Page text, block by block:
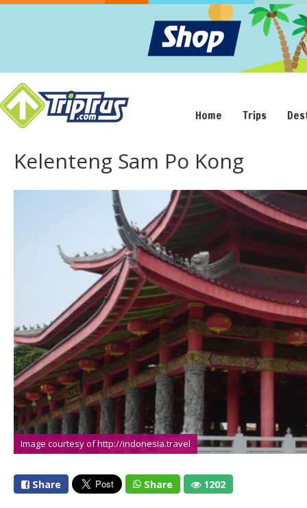
Home Trips
Kelenteng Sam Po Kong
Image courtesy of http://indonesia.travel
Share Share 1202